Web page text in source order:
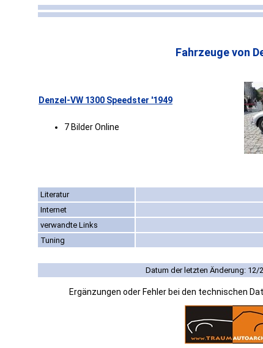
Fahrzeuge von
Denzel-VW 1300 Speedster '1949
7 Bilder Online
Literatur
Internet
verwandte Links
Tuning
Datum der letzten Änderung: 12/
Ergänzungen oder Fehler bei den technischen